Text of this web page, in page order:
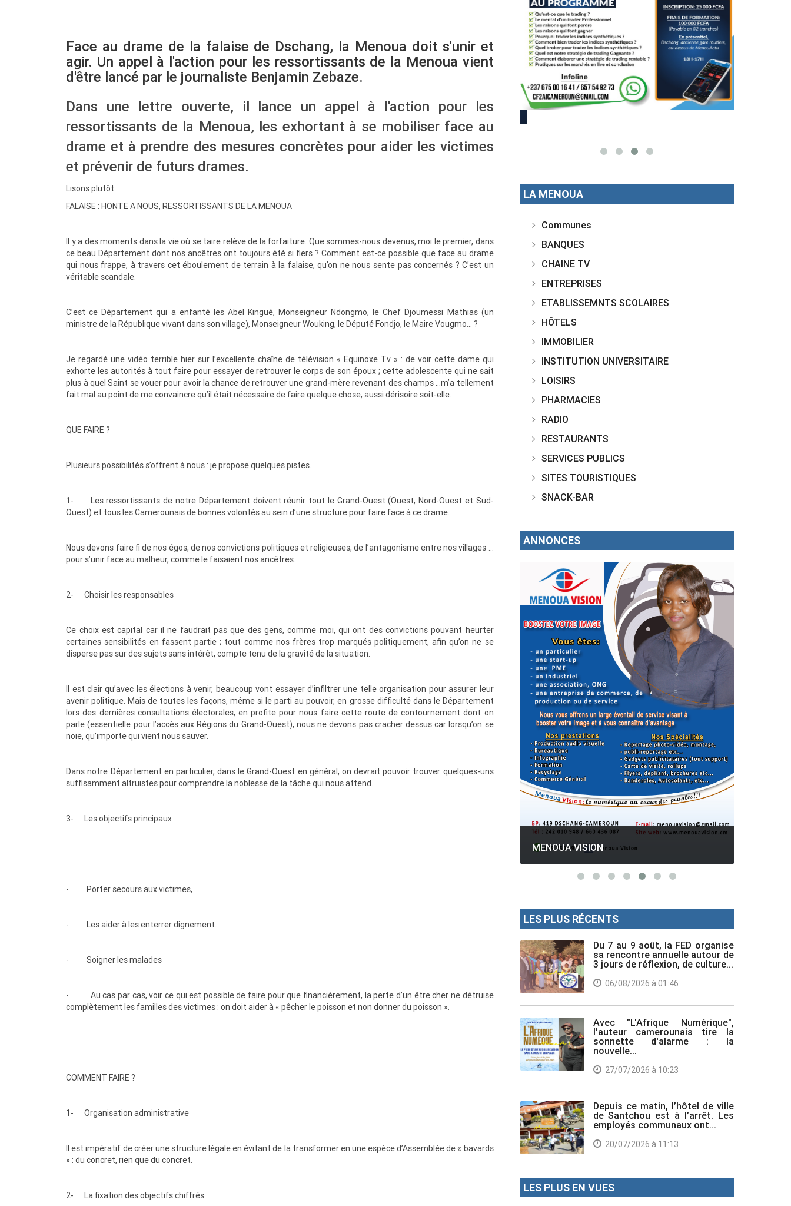
Face au drame de la falaise de Dschang, la Menoua doit s'unir et
agir. Un appel à l'action pour les ressortissants de la Menoua vient
d'être lancé par le journaliste Benjamin Zebaze.
Dans une lettre ouverte, il lance un appel à l'action pour les
ressortissants de la Menoua, les exhortant à se mobiliser face au
drame et à prendre des mesures concrètes pour aider les victimes
et prévenir de futurs drames.
Lisons plutôt
FALAISE : HONTE A NOUS, RESSORTISSANTS DE LA MENOUA
Il y a des moments dans la vie où se taire relève de la forfaiture. Que sommes-nous devenus, moi le premier, dans
ce beau Département dont nos ancêtres ont toujours été si fiers ? Comment est-ce possible que face au drame
qui nous frappe, à travers cet éboulement de terrain à la falaise, qu’on ne nous sente pas concernés ? C’est un
véritable scandale.
C’est ce Département qui a enfanté les Abel Kingué, Monseigneur Ndongmo, le Chef Djoumessi Mathias (un
ministre de la République vivant dans son village), Monseigneur Wouking, le Député Fondjo, le Maire Vougmo… ?
Je regardé une vidéo terrible hier sur l’excellente chaîne de télévision « Equinoxe Tv » : de voir cette dame qui
exhorte les autorités à tout faire pour essayer de retrouver le corps de son époux ; cette adolescente qui ne sait
plus à quel Saint se vouer pour avoir la chance de retrouver une grand-mère revenant des champs …m’a tellement
fait mal au point de me convaincre qu’il était nécessaire de faire quelque chose, aussi dérisoire soit-elle.
QUE FAIRE ?
Plusieurs possibilités s’offrent à nous : je propose quelques pistes.
1- Les ressortissants de notre Département doivent réunir tout le Grand-Ouest (Ouest, Nord-Ouest et Sud-
Ouest) et tous les Camerounais de bonnes volontés au sein d’une structure pour faire face à ce drame.
Nous devons faire fi de nos égos, de nos convictions politiques et religieuses, de l’antagonisme entre nos villages …
pour s’unir face au malheur, comme le faisaient nos ancêtres.
2- Choisir les responsables
Ce choix est capital car il ne faudrait pas que des gens, comme moi, qui ont des convictions pouvant heurter
certaines sensibilités en fassent partie ; tout comme nos frères trop marqués politiquement, afin qu’on ne se
disperse pas sur des sujets sans intérêt, compte tenu de la gravité de la situation.
Il est clair qu’avec les élections à venir, beaucoup vont essayer d’infiltrer une telle organisation pour assurer leur
avenir politique. Mais de toutes les façons, même si le parti au pouvoir, en grosse difficulté dans le Département
lors des dernières consultations électorales, en profite pour nous faire cette route de contournement dont on
parle (essentielle pour l’accès aux Régions du Grand-Ouest), nous ne devons pas cracher dessus car lorsqu’on se
noie, qu’importe qui vient nous sauver.
Dans notre Département en particulier, dans le Grand-Ouest en général, on devrait pouvoir trouver quelques-uns
suffisamment altruistes pour comprendre la noblesse de la tâche qui nous attend.
3- Les objectifs principaux
- Porter secours aux victimes,
- Les aider à les enterrer dignement.
- Soigner les malades
- Au cas par cas, voir ce qui est possible de faire pour que financièrement, la perte d’un être cher ne détruise
complètement les familles des victimes : on doit aider à « pêcher le poisson et non donner du poisson ».
COMMENT FAIRE ?
1- Organisation administrative
Il est impératif de créer une structure légale en évitant de la transformer en une espèce d’Assemblée de « bavards
» : du concret, rien que du concret.
2- La fixation des objectifs chiffrés
LA MENOUA
Communes
BANQUES
CHAINE TV
ENTREPRISES
ETABLISSEMNTS SCOLAIRES
HÔTELS
IMMOBILIER
INSTITUTION UNIVERSITAIRE
LOISIRS
PHARMACIES
RADIO
RESTAURANTS
SERVICES PUBLICS
SITES TOURISTIQUES
SNACK-BAR
ANNONCES
GESPROS formation : La rentrée
académique ce 10 Octobre 2022.
LES PLUS RÉCENTS
Du 7 au 9 août, la FED organise
sa rencontre annuelle autour de
3 jours de réflexion, de culture...
06/08/2026 à 01:46
Avec "L'Afrique Numérique",
l'auteur camerounais tire la
sonnette d'alarme : la
nouvelle...
27/07/2026 à 10:23
Depuis ce matin, l’hôtel de ville
de Santchou est à l’arrêt. Les
employés communaux ont...
20/07/2026 à 11:13
LES PLUS EN VUES